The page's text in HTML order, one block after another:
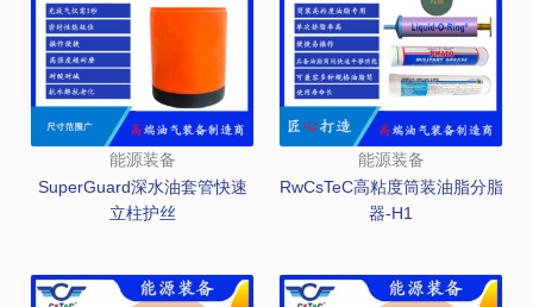
能源装备
SuperGuard深水油套管快速
立柱护丝
能源装备
RwCsTeC高粘度筒装油脂分脂
器-H1